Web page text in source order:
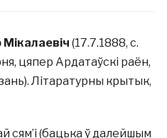
(17.7.1888, с.
цяпер Ардатаўскі раён,
Літаратурны крытык,
сям’і (бацька ў далейшым